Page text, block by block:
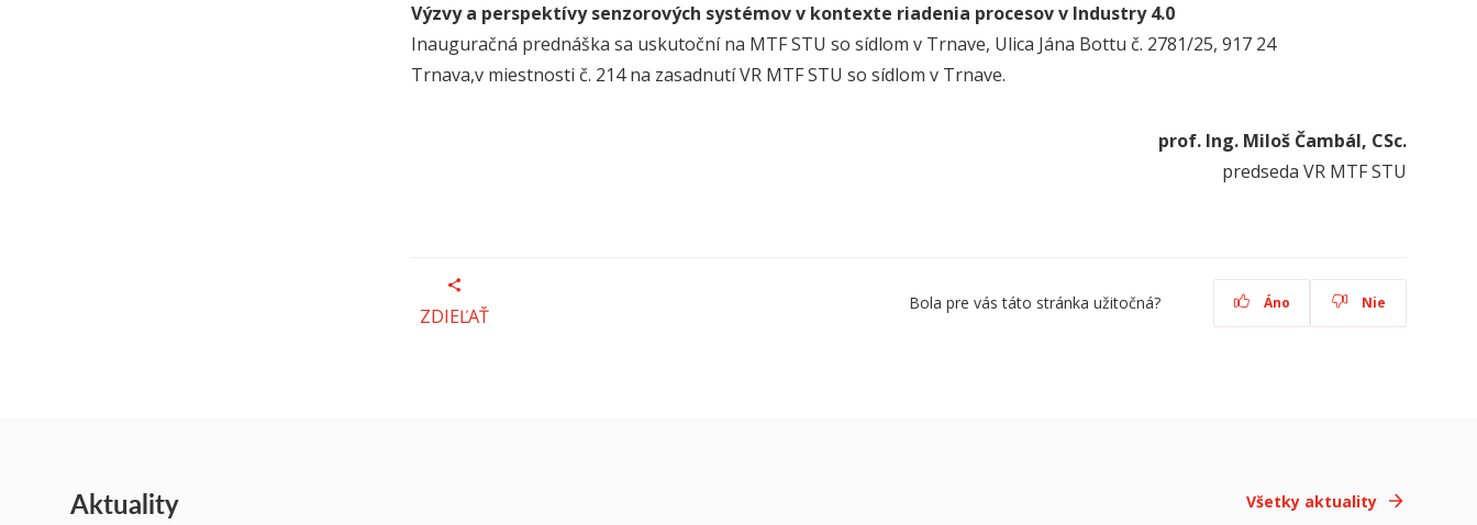
Výzvy a perspektívy senzorových systémov v kontexte riadenia procesov v Industry 4.0
Inauguračná prednáška sa uskutoční na MTF STU so sídlom v Trnave, Ulica Jána Bottu č. 2781/25, 917 24
Trnava,v miestnosti č. 214 na zasadnutí VR MTF STU so sídlom v Trnave.
prof. Ing. Miloš Čambál, CSc.
predseda VR MTF STU
ZDIEĽAŤ
Bola pre vás táto stránka užitočná? Áno Nie
Aktuality Všetky aktuality